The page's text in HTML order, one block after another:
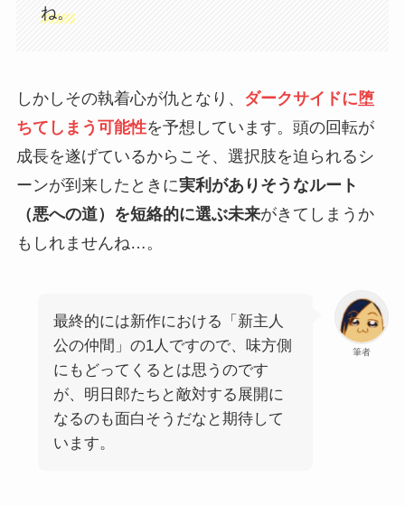
ね。
しかしその執着心が仇となり、 ダークサイドに堕
ちてしまう可能性を予想しています。頭の回転が
成長を遂げているからこそ、選択肢を迫られるシ
ーンが到来したときに実利がありそうなルート
（悪への道）を短絡的に選ぶ未来がきてしまうか
もしれませんね…。
筆者
最終的には新作における「新主人
公の仲間」の1人ですので、味方側
にもどってくるとは思うのです
が、明日郎たちと敵対する展開に
なるのも面白そうだなと期待して
います。